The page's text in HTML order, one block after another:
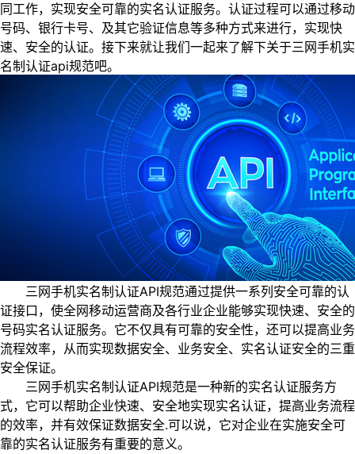
同工作，实现安全可靠的实名认证服务。认证过程可以通过移动
号码、银行卡号、及其它验证信息等多种方式来进行，实现快
速、安全的认证。接下来就让我们一起来了解下关于三网手机实
名制认证api规范吧。
三网手机实名制认证API规范通过提供一系列安全可靠的认
证接口，使全网移动运营商及各行业企业能够实现快速、安全的
号码实名认证服务。它不仅具有可靠的安全性，还可以提高业务
流程效率，从而实现数据安全、业务安全、实名认证安全的三重
安全保证。
三网手机实名制认证API规范是一种新的实名认证服务方
式，它可以帮助企业快速、安全地实现实名认证，提高业务流程
的效率，并有效保证数据安全.可以说，它对企业在实施安全可
靠的实名认证服务有重要的意义。